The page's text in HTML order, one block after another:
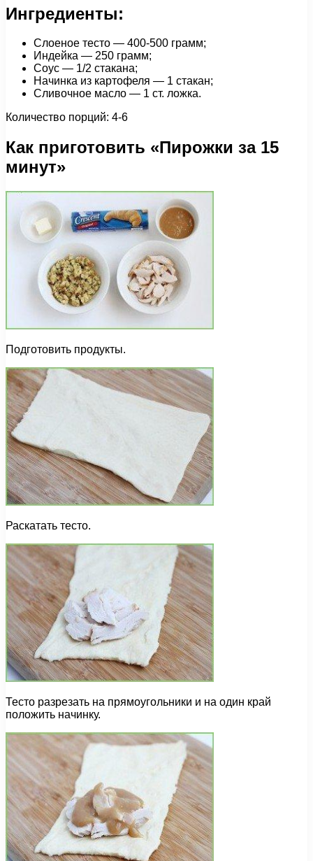
Ингредиенты:
Слоеное тесто — 400-500 грамм;
Индейка — 250 грамм;
Соус — 1/2 стакана;
Начинка из картофеля — 1 стакан;
Сливочное масло — 1 ст. ложка.
Количество порций: 4-6
Как приготовить «Пирожки за 15
минут»
Подготовить продукты.
Раскатать тесто.
Тесто разрезать на прямоугольники и на один край
положить начинку.